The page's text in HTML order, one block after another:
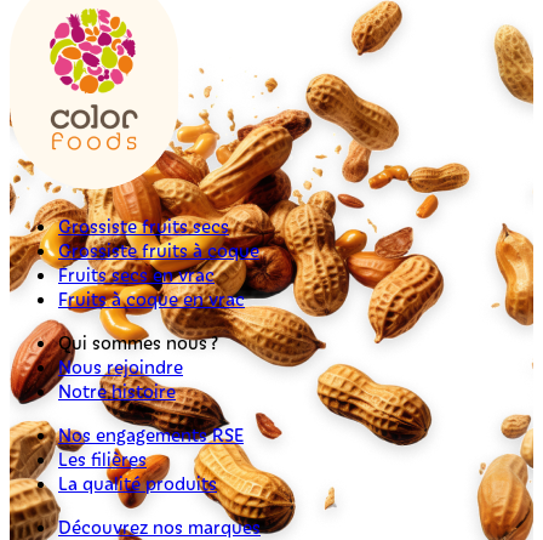
Grossiste fruits secs
Grossiste fruits à coque
Fruits secs en vrac
Fruits à coque en vrac
Qui sommes nous ?
Nous rejoindre
Notre histoire
Nos engagements RSE
Les filières
La qualité produits
Découvrez nos marques